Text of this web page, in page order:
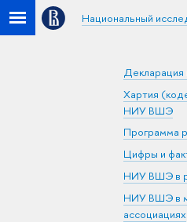
Национальный
Декларация
Хартия
НИУ ВШЭ
Программа
Цифры и
НИУ ВШЭ в
НИУ ВШЭ в
ассоциациях